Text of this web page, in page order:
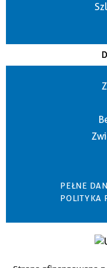
PEŁNE
POLITYKA